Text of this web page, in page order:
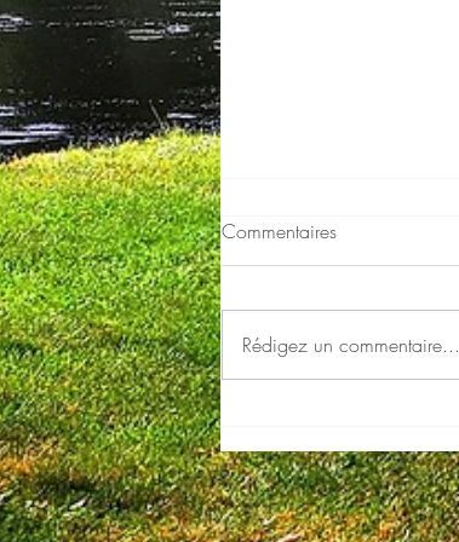
Commentaires
Rédigez un commentaire...